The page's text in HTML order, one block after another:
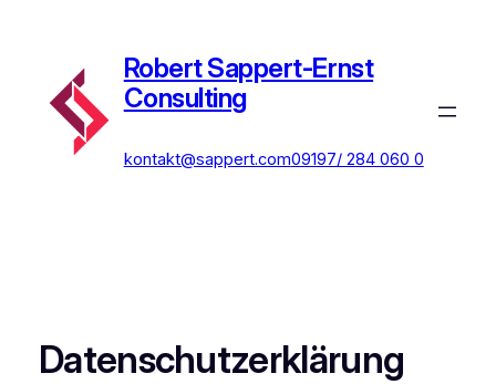
Robert Sappert-Ernst
Consulting
kontakt@sappert.com09197/ 284 060 0
Datenschutz­erklärung